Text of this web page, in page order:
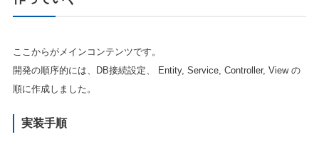
ここからがメインコンテンツです。
開発の順序的には、DB接続設定、 Entity, Service, Controller, View の
順に作成しました。
実装手順